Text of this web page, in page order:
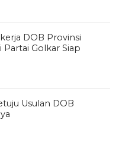
DOB Provinsi
Partai Golkar Siap
Usulan DOB